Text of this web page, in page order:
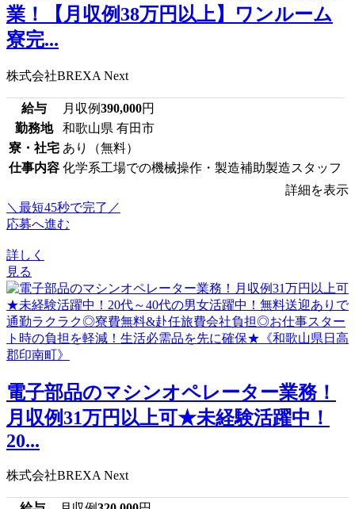
業！【月収例38万円以上】ワンルーム
寮完...
株式会社BREXA Next
給与 月収例390,000円
勤務地
和歌山県 有田市
寮・社宅 あり（無料）
仕事内容 化学系工場での機械操作・製造補助製造スタッフ
詳細を表示
＼最短45秒で完了／
応募へ進む
詳しく
見る
電子部品のマシンオペレーター業務！
月収例31万円以上可★未経験活躍中！
20...
株式会社BREXA Next